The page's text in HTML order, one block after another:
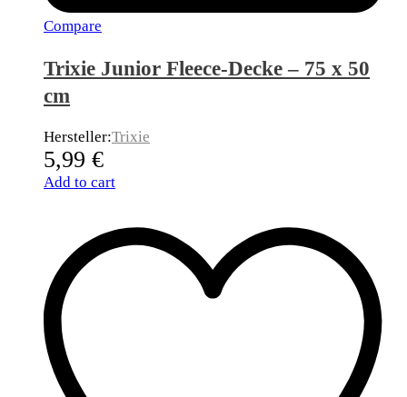
Compare
Trixie Junior Fleece-Decke – 75 x 50
cm
Hersteller:Trixie
5,99 €
Add to cart